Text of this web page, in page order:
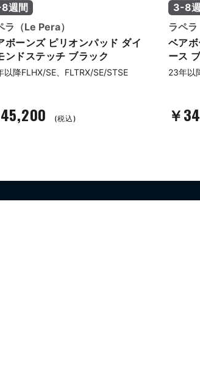
週間
ラ（Le Pera）
ボーンズ ピリオンパッド ダイ
ンドステッチ ブラック
以降FLHX/SE、FLTRX/SE/STSE
(税込)
3-8
ラペラ
ベア
ース
23年以
￥